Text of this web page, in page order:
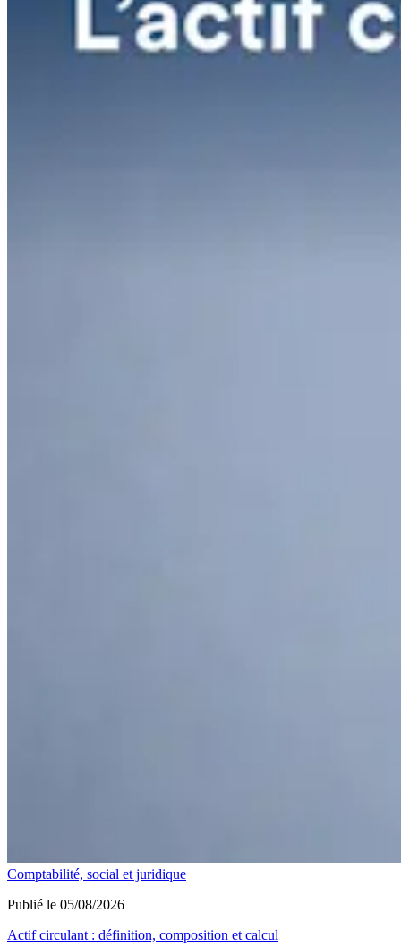
Comptabilité, social et juridique
Publié le 05/08/2026
Actif circulant : définition, composition et calcul